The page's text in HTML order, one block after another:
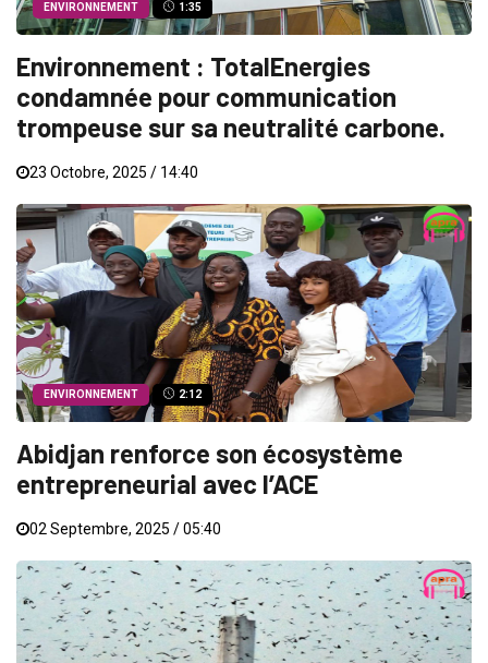
ENVIRONNEMENT 1:35
Environnement : TotalEnergies
condamnée pour communication
trompeuse sur sa neutralité carbone.
23 Octobre, 2025 / 14:40
ENVIRONNEMENT 2:12
Abidjan renforce son écosystème
entrepreneurial avec l’ACE
02 Septembre, 2025 / 05:40